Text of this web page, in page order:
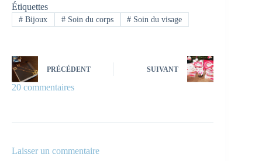
Étiquettes
#Bijoux #Soin du corps # Soin du visage
PRÉCÉDENT SUIVANT
20 commentaires
Laisser un commentaire